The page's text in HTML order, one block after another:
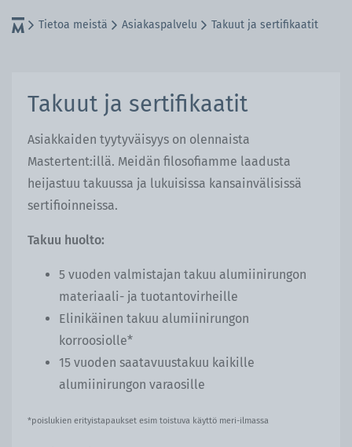
Tietoa meistä Asiakaspalvelu Takuut ja sertifikaatit
Takuut ja sertifikaatit
Asiakkaiden tyytyväisyys on olennaista
Mastertent:illä. Meidän filosofiamme laadusta
heijastuu takuussa ja lukuisissa kansainvälisissä
sertifioinneissa.
Takuu huolto:
5 vuoden valmistajan takuu alumiinirungon
materiaali- ja tuotantovirheille
Elinikäinen takuu alumiinirungon
korroosiolle*
15 vuoden saatavuustakuu kaikille
alumiinirungon varaosille
*poislukien erityistapaukset esim toistuva käyttö meri-ilmassa